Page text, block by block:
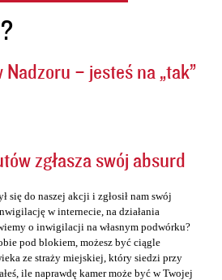
– jesteś na „tak”
zgłasza swój absurd
się do naszej akcji i zgłosił nam swój
w internecie, na działania
o inwigilacji na własnym podwórku?
pod blokiem, możesz być ciągle
ze straży miejskiej, który siedzi przy
ile naprawdę kamer może być w Twojej